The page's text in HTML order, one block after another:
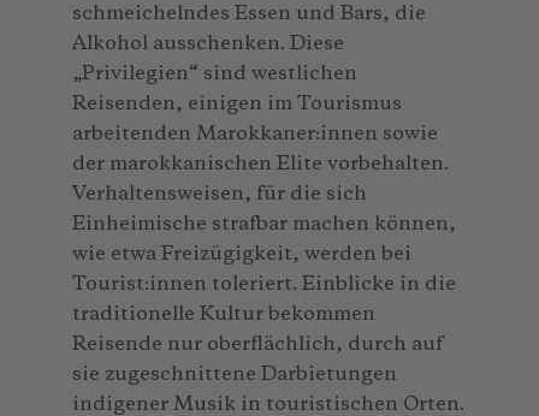
schmeichelndes Essen und Bars, die
Alkohol ausschenken. Diese
„Privilegien“ sind westlichen
Reisenden, einigen im Tourismus
arbeitenden Marokkaner:innen sowie
der marokkanischen Elite vorbehalten.
Verhaltensweisen, für die sich
Einheimische strafbar machen können,
wie etwa Freizügigkeit, werden bei
Tourist:innen toleriert. Einblicke in die
traditionelle Kultur bekommen
Reisende nur oberflächlich, durch auf
sie zugeschnittene Darbietungen
indigener Musik in touristischen Orten.